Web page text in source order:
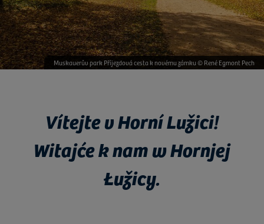
Muskauerův park Příjezdová cesta k novému zámku © René Egmont Pech
Vítejte v Horní Lužici!
Witajće k nam w Hornjej
Łužicy.